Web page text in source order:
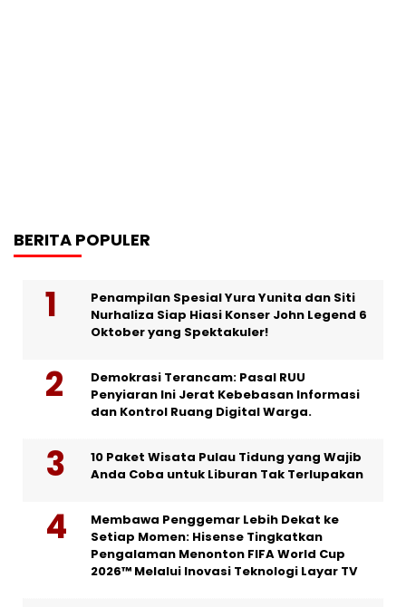
BERITA POPULER
Penampilan Spesial Yura Yunita dan Siti
Nurhaliza Siap Hiasi Konser John Legend 6
Oktober yang Spektakuler!
Demokrasi Terancam: Pasal RUU
Penyiaran Ini Jerat Kebebasan Informasi
dan Kontrol Ruang Digital Warga.
10 Paket Wisata Pulau Tidung yang Wajib
Anda Coba untuk Liburan Tak Terlupakan
Membawa Penggemar Lebih Dekat ke
Setiap Momen: Hisense Tingkatkan
Pengalaman Menonton FIFA World Cup
2026™ Melalui Inovasi Teknologi Layar TV